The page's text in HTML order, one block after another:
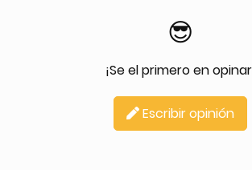
😎
¡Se el primero en
Escribir opinión